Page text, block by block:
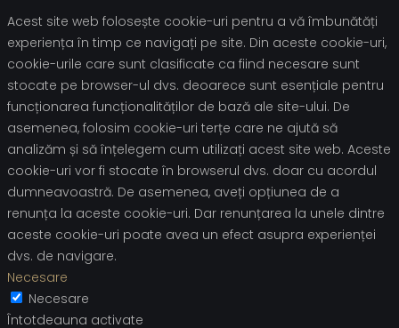
Acest site web folosește cookie-uri pentru a vă îmbunătăți
experiența în timp ce navigați pe site. Din aceste cookie-uri,
cookie-urile care sunt clasificate ca fiind necesare sunt
stocate pe browser-ul dvs. deoarece sunt esențiale pentru
funcționarea funcționalităților de bază ale site-ului. De
asemenea, folosim cookie-uri terțe care ne ajută să
analizăm și să înțelegem cum utilizați acest site web. Aceste
cookie-uri vor fi stocate în browserul dvs. doar cu acordul
dumneavoastră. De asemenea, aveți opțiunea de a
renunța la aceste cookie-uri. Dar renunțarea la unele dintre
aceste cookie-uri poate avea un efect asupra experienței
dvs. de navigare.
Necesare
Necesare
Întotdeauna activate